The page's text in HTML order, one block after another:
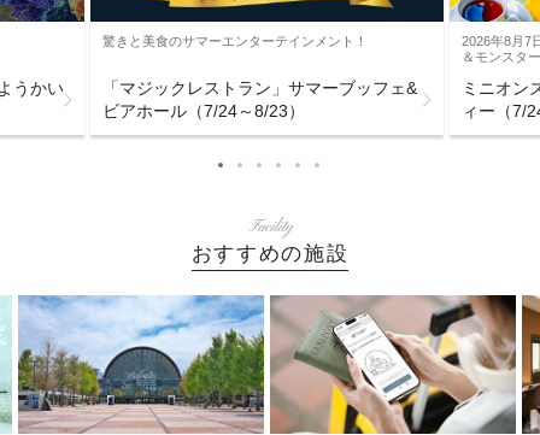
うかい
驚きと美食のサマーエンターテインメント！
「マジックレストラン」サマーブッフェ&
ビアホール（7/24～8/23）
2026年8月7
＆モンスタ
ミニオン
ィー（7/
Facility
おすすめの施設